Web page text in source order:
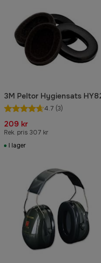
3M Peltor Hygiensats
4.7 (3)
209 kr
Rek. pris 307 kr
I lager